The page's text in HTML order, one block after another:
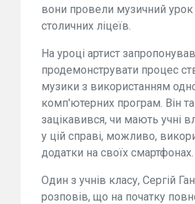
вони провели музичний
столичних ліцеїв.
На уроці артист
продемонструвати процес
музики з використанням
комп'ютерних програм. Він
зацікавився, чи мають учні
у цій справі, можливо,
додатки на своїх смартфонах.
Один з учнів класу, Сергій
розповів, що на початку